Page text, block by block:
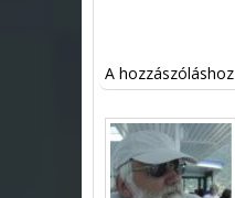
A hozzászóláshoz